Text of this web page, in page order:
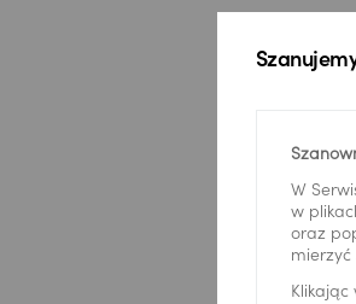
W
w
oraz
mierzyć
Klikając